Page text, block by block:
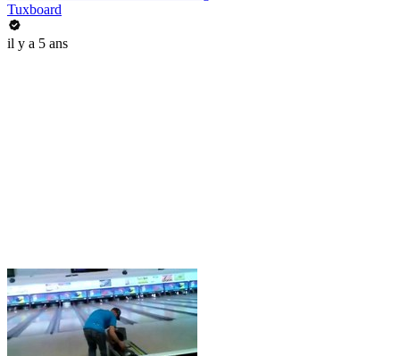
Tuxboard
il y a 5 ans